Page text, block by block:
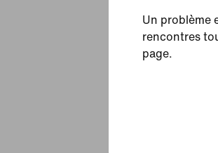
Un problème
rencontres
page.